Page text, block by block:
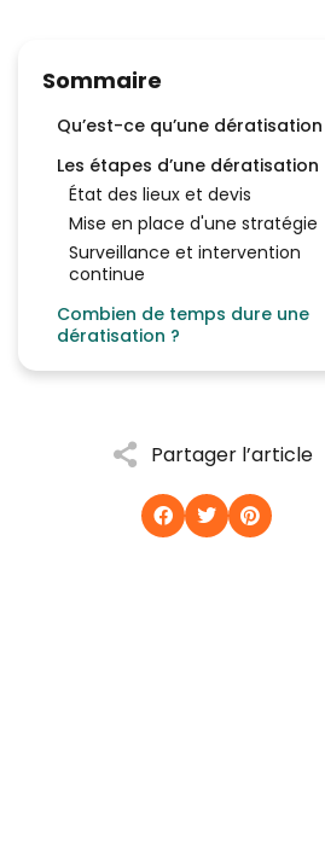
Sommaire
Qu’est-ce qu’une dératisation
Les étapes d’une dératisation
État des lieux et devis
Mise en place d'une stratégie
Surveillance et intervention
continue
Combien de temps dure une
dératisation ?
Partager l’article